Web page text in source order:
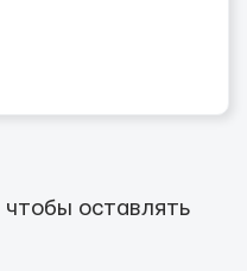
чтобы оставлять